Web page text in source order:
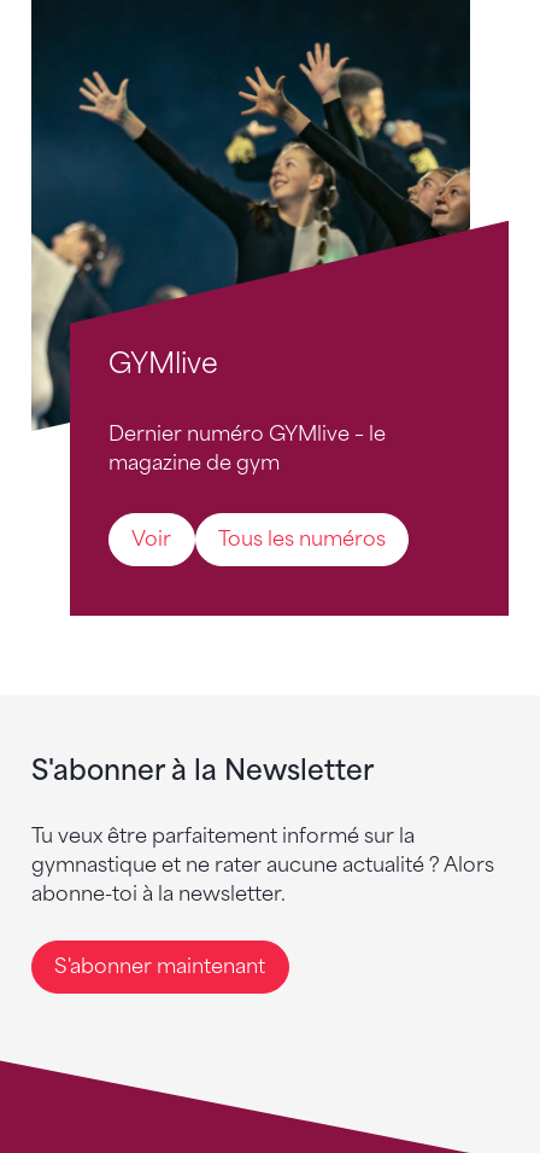
GYMlive
Dernier numéro GYMlive – le
magazine de gym
Voir Tous les numéros
S'abonner à la Newsletter
Tu veux être parfaitement informé sur la
gymnastique et ne rater aucune actualité ? Alors
abonne-toi à la newsletter.
S'abonner maintenant